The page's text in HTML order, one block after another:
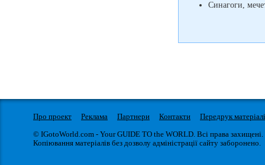
Синагоги,
Про проект Реклама Партнери Контакти
Передрук
© IGotoWorld.com - Your GUIDE TO the WORLD. Всі права захищені.
Копіювання матеріалів без дозволу адміністрації сайту заборонено.